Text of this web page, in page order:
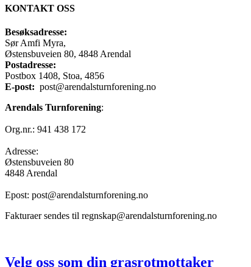
KONTAKT OSS
Besøksadresse:
Sør Amfi Myra,
Østensbuveien 80, 4848 Arendal
Postadresse:
Postbox 1408, Stoa, 4856
E-post: post@arendalsturnforening.no
Arendals Turnforening:
Org.nr.: 941 438 172
Adresse:
Østensbuveien 80
4848 Arendal
Epost: post@arendalsturnforening.no
Fakturaer sendes til regnskap@arendalsturnforening.no
Velg oss som din grasrotmottaker